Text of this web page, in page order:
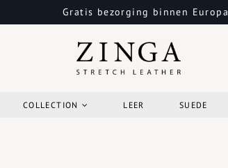
Gratis bezorging binnen Europa
COLLECTION LEER SUEDE